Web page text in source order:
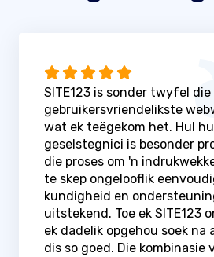
SITE123 is sonder twyfel
gebruikersvriendelikste
wat ek teëgekom het. Hul
geselstegnici is besonder
die proses om 'n
te skep ongelooflik
kundigheid en
uitstekend. Toe ek SITE123
ek dadelik opgehou soek na
dis so goed. Die